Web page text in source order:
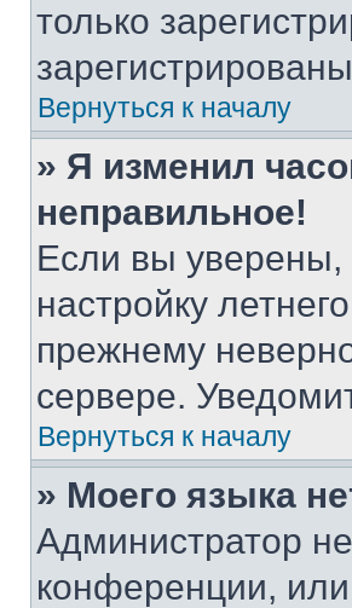
только
Вернуться к началу
» Я изменил
неправильное!
Если вы уверены,
настройку
прежнему
сервере.
Вернуться к началу
» Моего языка
Администратор
конференции,